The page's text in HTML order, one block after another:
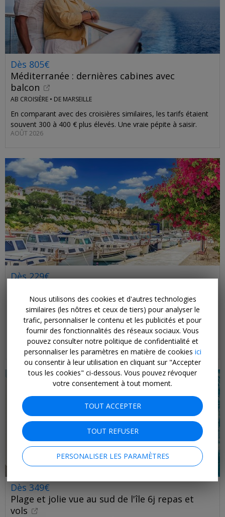
Dès 805€
Méditerranée : dernières cabines avec
balcon
AB CROISIÈRE • DE MARSEILLE
En comparant avec des croisières similaires, les tarifs étaient
souvent 300 à 400 € plus élevés. Une vraie pépite à saisir.
AOÛT 2026
Dès 229€
repas
PERFECT ESCAPES •ÎLES BALÉARES
Un hôtel 4* face au joli port de Porto Cristo, au sud-est de
JUSQU'EN JUIN 2027
Dès 349€
Plage et jolie vue au sud de l'île 6j repas et
vols
Nous utilisons des cookies et d'autres technologies
similaires (les nôtres et ceux de tiers) pour analyser le
trafic, personnaliser le contenu et les publicités et pour
fournir des fonctionnalités des réseaux sociaux. Vous
pouvez consulter notre politique de confidentialité et
personnaliser les paramètres en matière de cookies ici
ou consentir à leur utilisation en cliquant sur "Accepter
tous les cookies" ci-dessous. Vous pouvez révoquer
votre consentement à tout moment.
TOUT ACCEPTER
TOUT REFUSER
PERSONALISER LES PARAMÈTRES